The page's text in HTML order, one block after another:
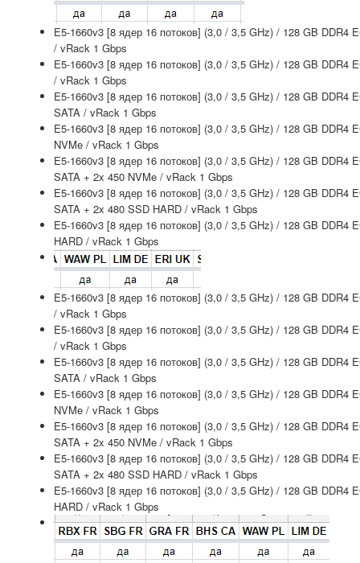
E5-1660v3 [8 ядер 16 потоков] (3,0 / 3,5 GHz) / 128 GB DDR4
/ vRack 1 Gbps
E5-1660v3 [8 ядер 16 потоков] (3,0 / 3,5 GHz) / 128 GB DDR4
/ vRack 1 Gbps
E5-1660v3 [8 ядер 16 потоков] (3,0 / 3,5 GHz) / 128 GB DDR4
SATA / vRack 1 Gbps
E5-1660v3 [8 ядер 16 потоков] (3,0 / 3,5 GHz) / 128 GB DDR4
NVMe / vRack 1 Gbps
E5-1660v3 [8 ядер 16 потоков] (3,0 / 3,5 GHz) / 128 GB DDR4
SATA + 2x 450 NVMe / vRack 1 Gbps
E5-1660v3 [8 ядер 16 потоков] (3,0 / 3,5 GHz) / 128 GB DDR4
SATA + 2x 480 SSD HARD / vRack 1 Gbps
E5-1660v3 [8 ядер 16 потоков] (3,0 / 3,5 GHz) / 128 GB DDR4
HARD / vRack 1 Gbps
E5-1660v3 [8 ядер 16 потоков] (3,0 / 3,5 GHz) / 128 GB DDR4
/ vRack 1 Gbps
E5-1660v3 [8 ядер 16 потоков] (3,0 / 3,5 GHz) / 128 GB DDR4
/ vRack 1 Gbps
E5-1660v3 [8 ядер 16 потоков] (3,0 / 3,5 GHz) / 128 GB DDR4
SATA / vRack 1 Gbps
E5-1660v3 [8 ядер 16 потоков] (3,0 / 3,5 GHz) / 128 GB DDR4
NVMe / vRack 1 Gbps
E5-1660v3 [8 ядер 16 потоков] (3,0 / 3,5 GHz) / 128 GB DDR4
SATA + 2x 450 NVMe / vRack 1 Gbps
E5-1660v3 [8 ядер 16 потоков] (3,0 / 3,5 GHz) / 128 GB DDR4
SATA + 2x 480 SSD HARD / vRack 1 Gbps
E5-1660v3 [8 ядер 16 потоков] (3,0 / 3,5 GHz) / 128 GB DDR4
HARD / vRack 1 Gbps